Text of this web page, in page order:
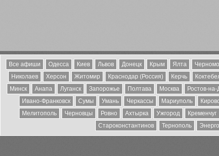
Все афиши Одесса Киев Львов Донецк Крым Ялта
Николаев
Херсон Житомир Краснодар (Россия) Керчь
Минск
Анапа Луганск Запорожье Полтава Москва
Ростов-на-
Ивано-Франковск
Сумы Умань Черкассы Мариуполь
Мелитополь
Черновцы Ровно Ахтырка Ужгород
Кременчуг
Староконстантинов
Тернополь